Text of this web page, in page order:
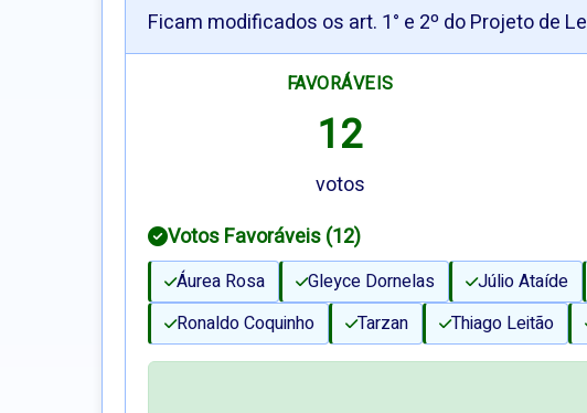
Ficam modificados os art. 1° e 2º do Projeto de
FAVORÁVEIS
12
votos
Votos Favoráveis (12)
Áurea Rosa Gleyce Dornelas Júlio Ataíde
Ronaldo Coquinho
Tarzan Thiago Leitão